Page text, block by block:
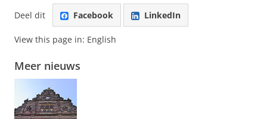
Deel dit Facebook LinkedIn
View this page in: English
Meer nieuws